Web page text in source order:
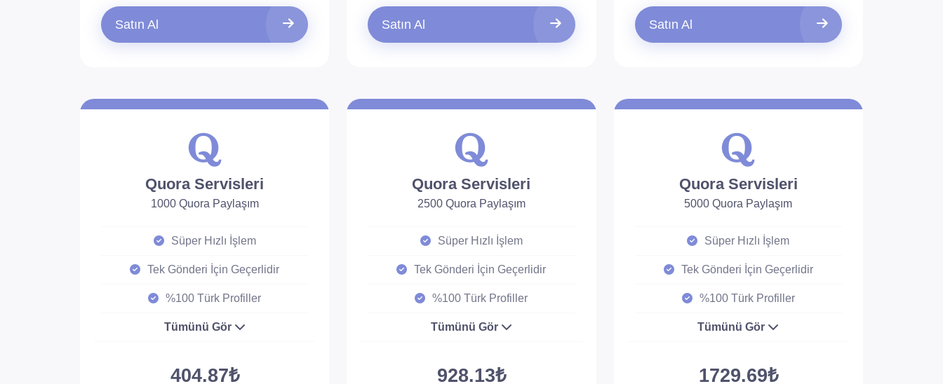
Satın Al Satın Al Satın Al
Quora Servisleri
1000 Quora Paylaşım
Süper Hızlı İşlem
Tek Gönderi İçin Geçerlidir
%100 Türk Profiller
Tümünü Gör
404.87₺
Quora Servisleri
2500 Quora Paylaşım
Süper Hızlı İşlem
Tek Gönderi İçin Geçerlidir
%100 Türk Profiller
Tümünü Gör
928.13₺
Quora Servisleri
5000 Quora Paylaşım
Süper Hızlı İşlem
Tek Gönderi İçin Geçerlidir
%100 Türk Profiller
Tümünü Gör
1729.69₺